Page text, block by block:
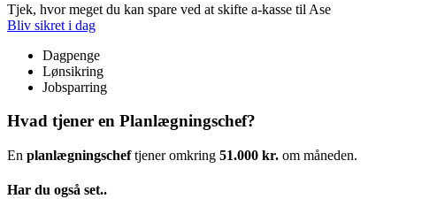
Tjek, hvor meget du kan spare ved at skifte a-kasse til Ase
Bliv sikret i dag
Dagpenge
Lønsikring
Jobsparring
Hvad tjener en Planlægningschef?
En planlægningscheftjener omkring 51.000 kr. om måneden.
Har du også set..